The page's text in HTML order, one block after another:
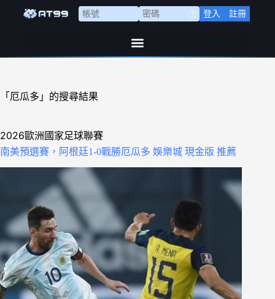
登入 註冊
「厄瓜多」的搜尋結果
2026歐洲國家足球聯賽
南美預選賽，阿根廷1-0戰勝厄瓜多 娛樂城 現金版 推薦